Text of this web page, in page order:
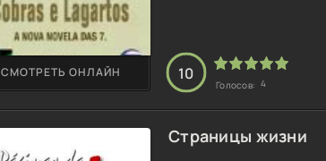
СМОТРЕТЬ ОНЛАЙН 10
Голосов: 4
Страницы жизни